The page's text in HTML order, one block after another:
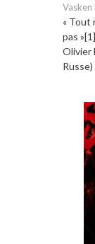
« Tout
pas
Olivier
Russe)